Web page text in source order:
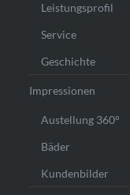
Leistungsprofil
Service
Geschichte
Impressionen
Austellung 360°
Bäder
Kundenbilder